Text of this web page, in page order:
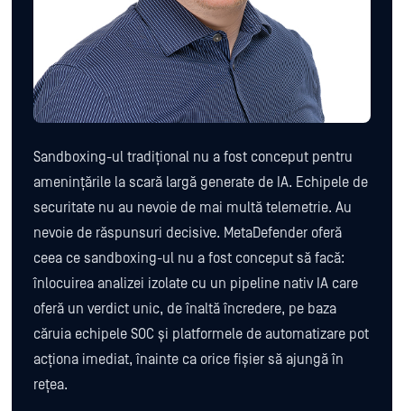
Sandboxing-ul tradițional nu a fost conceput pentru
amenințările la scară largă generate de IA. Echipele de
securitate nu au nevoie de mai multă telemetrie. Au
nevoie de răspunsuri decisive. MetaDefender oferă
ceea ce sandboxing-ul nu a fost conceput să facă:
înlocuirea analizei izolate cu un pipeline nativ IA care
oferă un verdict unic, de înaltă încredere, pe baza
căruia echipele SOC și platformele de automatizare pot
acționa imediat, înainte ca orice fișier să ajungă în
rețea.